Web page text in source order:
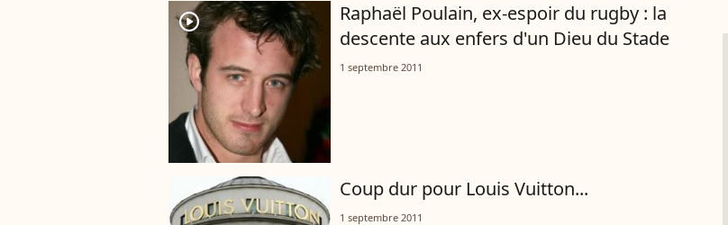
player2
Raphaël Poulain, ex-espoir du rugby : la
descente aux enfers d'un Dieu du Stade
1 septembre 2011
Coup dur pour Louis Vuitton...
1 septembre 2011